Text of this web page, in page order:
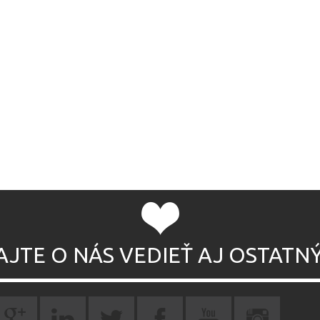
O NÁS VEDIEŤ AJ